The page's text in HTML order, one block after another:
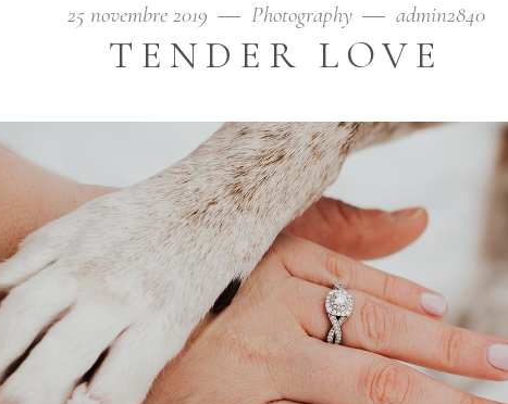
25 novembre 2019 Photography admin2840
TENDER LOVE